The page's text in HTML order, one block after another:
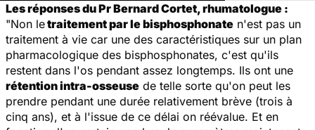
Les réponses du Pr Bernard Cortet, rhumatologue :
"Non letraitement par le bisphosphonate n'est pas un
traitement à vie car une des caractéristiques sur un plan
pharmacologique des bisphosphonates, c'est qu'ils
restent dans l'os pendant assez longtemps. Ils ont une
rétention intra-osseuse de telle sorte qu'on peut les
prendre pendant une durée relativement brève (trois à
cinq ans), et à l'issue de ce délai on réévalue. Et en